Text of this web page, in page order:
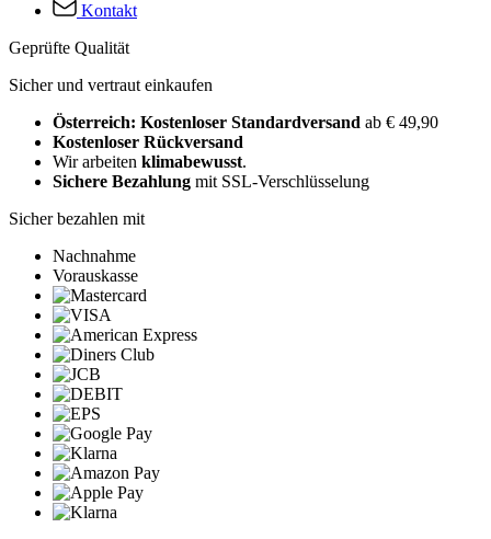
Kontakt
Geprüfte Qualität
Sicher und vertraut einkaufen
Österreich: Kostenloser Standardversand ab € 49,90
Kostenloser Rückversand
Wir arbeiten klimabewusst.
Sichere Bezahlung mit SSL-Verschlüsselung
Sicher bezahlen mit
Nachnahme
Vorauskasse